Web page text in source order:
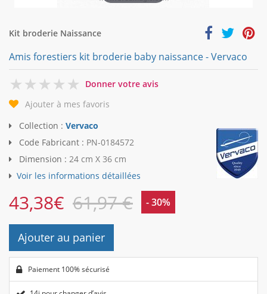
Kit broderie Naissance
Amis forestiers kit broderie baby naissance - Vervaco
0
Donner votre avis
Ajouter à mes favoris
Collection : Vervaco
Code Fabricant : PN-0184572
Dimension : 24 cm X 36 cm
Voir les informations détaillées
43,38€ 61,97 € - 30%
Ajouter au panier
Paiement 100% sécurisé